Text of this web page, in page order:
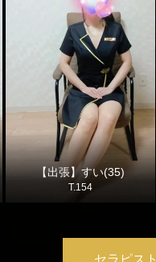
【出張】すい(35)
T.154